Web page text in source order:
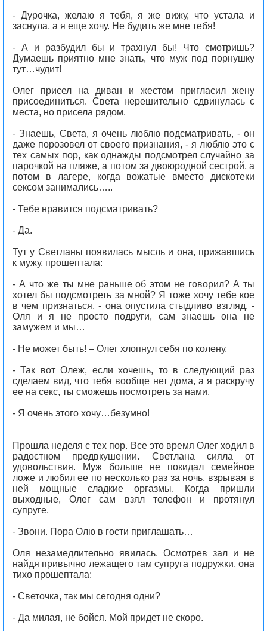
- Дурочка, желаю я тебя, я же вижу, что устала и
заснула, а я еще хочу. Не будить же мне тебя!
- А и разбудил бы и трахнул бы! Что смотришь?
Думаешь приятно мне знать, что муж под порнушку
тут…чудит!
Олег присел на диван и жестом пригласил жену
присоединиться. Света нерешительно сдвинулась с
места, но присела рядом.
- Знаешь, Света, я очень люблю подсматривать, - он
даже порозовел от своего признания, - я люблю это с
тех самых пор, как однажды подсмотрел случайно за
парочкой на пляже, а потом за двоюродной сестрой, а
потом в лагере, когда вожатые вместо дискотеки
сексом занимались…..
- Тебе нравится подсматривать?
- Да.
Тут у Светланы появилась мысль и она, прижавшись
к мужу, прошептала:
- А что же ты мне раньше об этом не говорил? А ты
хотел бы подсмотреть за мной? Я тоже хочу тебе кое
в чем признаться, - она опустила стыдливо взгляд, -
Оля и я не просто подруги, сам знаешь она не
замужем и мы…
- Не может быть! – Олег хлопнул себя по колену.
- Так вот Олеж, если хочешь, то в следующий раз
сделаем вид, что тебя вообще нет дома, а я раскручу
ее на секс, ты сможешь посмотреть за нами.
- Я очень этого хочу…безумно!
Прошла неделя с тех пор. Все это время Олег ходил в
радостном предвкушении. Светлана сияла от
удовольствия. Муж больше не покидал семейное
ложе и любил ее по несколько раз за ночь, взрывая в
ней мощные сладкие оргазмы. Когда пришли
выходные, Олег сам взял телефон и протянул
супруге.
- Звони. Пора Олю в гости приглашать…
Оля незамедлительно явилась. Осмотрев зал и не
найдя привычно лежащего там супруга подружки, она
тихо прошептала:
- Светочка, так мы сегодня одни?
- Да милая, не бойся. Мой придет не скоро.